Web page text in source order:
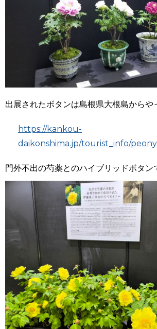
出展されたボタンは島根県大根島からや
https://kankou-
daikonshima.jp/tourist_info/
門外不出の芍薬とのハイブリッドボタン